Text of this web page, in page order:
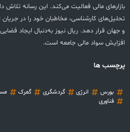
بازارهای مالی فعالیت می‌کند. این رسانه تلاش
تحلیل‌های کارشناسی، مخاطبان خود را در جریان
و جهان قرار دهد. ریال نیوز به‌دنبال ایجاد
افزایش سواد مالی جامعه است.
پرچسب ها
بورس انرژی گردشگری گمرک
فناوری